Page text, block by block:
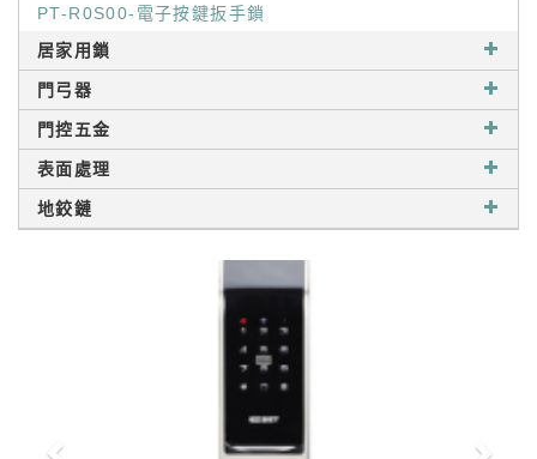
PT-R0S00-電子按鍵扳手鎖
居家用鎖
門弓器
門控五金
表面處理
地鉸鏈